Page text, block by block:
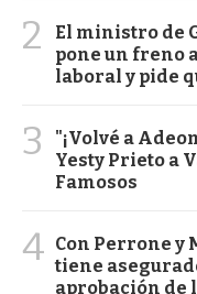
2
El ministro de
pone un freno
laboral y pide
3
"¡Volvé a
Yesty Prieto a
Famosos
4 Con Perrone y
tiene
aprobación de